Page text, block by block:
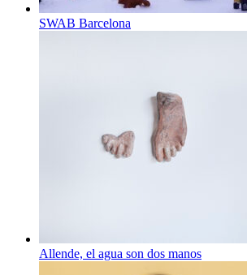
SWAB Barcelona
Allende, el agua son dos manos